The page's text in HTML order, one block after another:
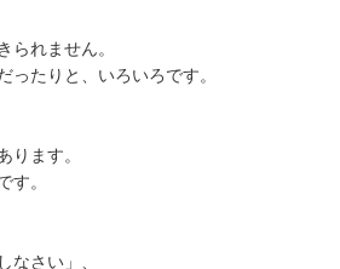
られません。
ったりと、いろいろです。
ります。
す。
なさい」、